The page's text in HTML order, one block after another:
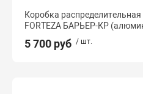
Коробка распределительная
FORTEZA БАРЬЕР-КР
5 700 руб / шт.